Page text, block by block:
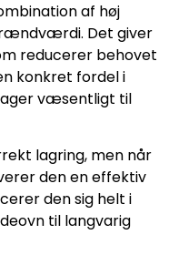
af høj
Det giver
reducerer behovet
konkret fordel i
væsentligt til
lagring, men når
den en effektiv
den sig helt i
til langvarig